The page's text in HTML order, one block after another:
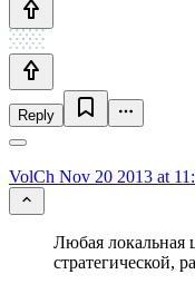
Reply
VolCh Nov 20 2013 at
Любая локальная
стратегической,